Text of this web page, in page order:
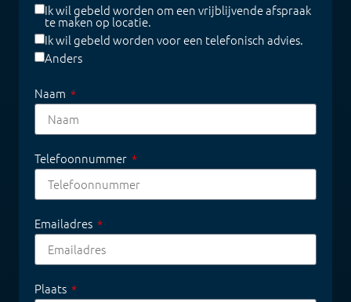
Ik wil gebeld worden om een vrijblijvende afspraak
te maken op locatie.
Ik wil gebeld worden voor een telefonisch advies.
Anders
Naam
Telefoonnummer
Emailadres
Plaats